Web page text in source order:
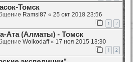
Томск
Ramsi87 « 25 окт 2018 23:56
1 2
Ата (Алматы) - Томск
Wolkodaff« 17 ноя 2015 13:30
1 2